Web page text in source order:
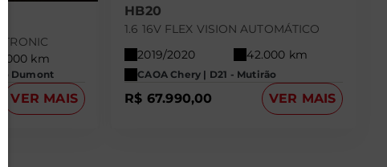
TRONIC
km
Dumont
VER MAIS
HB20
1.6 16V FLEX VISION AUTOMÁTICO
2019/2020
42.000 km
CAOA Chery | D21 - Mutirão
R$ 67.990,00 VER MAIS